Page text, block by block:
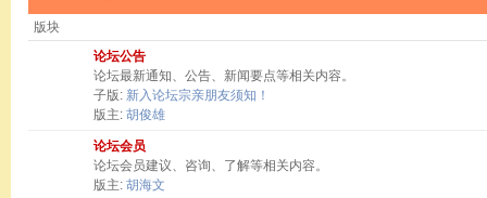
版块
论坛公告
论坛最新通知、公告、新闻要点等相关内容。
子版: 新入论坛宗亲朋友须知！
版主: 胡俊雄
论坛会员
论坛会员建议、咨询、了解等相关内容。
版主: 胡海文